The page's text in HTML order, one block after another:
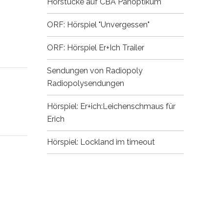
ORF: Hörspiel "Unvergessen"
ORF: Hörspiel Er+Ich Trailer
Sendungen von Radiopoly
Radiopolysendungen
Hörspiel: Er+ich:Leichenschmaus für
Erich
Hörspiel: Lockland im timeout